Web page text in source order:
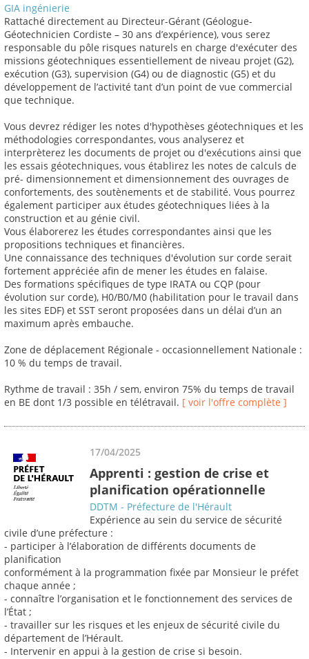
GIA ingénierie
Rattaché directement au Directeur-Gérant (Géologue-
Géotechnicien Cordiste – 30 ans d’expérience), vous serez
responsable du pôle risques naturels en charge d'exécuter des
missions géotechniques essentiellement de niveau projet (G2),
exécution (G3), supervision (G4) ou de diagnostic (G5) et du
développement de l’activité tant d’un point de vue commercial
que technique.
Vous devrez rédiger les notes d'hypothèses géotechniques et les
méthodologies correspondantes, vous analyserez et
interprèterez les documents de projet ou d'exécutions ainsi que
les essais géotechniques, vous établirez les notes de calculs de
pré- dimensionnement et dimensionnement des ouvrages de
confortements, des soutènements et de stabilité. Vous pourrez
également participer aux études géotechniques liées à la
construction et au génie civil.
Vous élaborerez les études correspondantes ainsi que les
propositions techniques et financières.
Une connaissance des techniques d'évolution sur corde serait
fortement appréciée afin de mener les études en falaise.
Des formations spécifiques de type IRATA ou CQP (pour
évolution sur corde), H0/B0/M0 (habilitation pour le travail dans
les sites EDF) et SST seront proposées dans un délai d’un an
maximum après embauche.
Zone de déplacement Régionale - occasionnellement Nationale :
10 % du temps de travail.
Rythme de travail : 35h / sem, environ 75% du temps de travail
en BE dont 1/3 possible en télétravail. [ voir l'offre complète ]
17/04/2025
Apprenti : gestion de crise et
planification opérationnelle
DDTM - Préfecture de l'Hérault
Expérience au sein du service de sécurité
civile d’une préfecture :
- participer à l’élaboration de différents documents de
planification
conformément à la programmation fixée par Monsieur le préfet
chaque année ;
- connaître l’organisation et le fonctionnement des services de
l’État ;
- travailler sur les risques et les enjeux de sécurité civile du
département de l’Hérault.
- Intervenir en appui à la gestion de crise si besoin.